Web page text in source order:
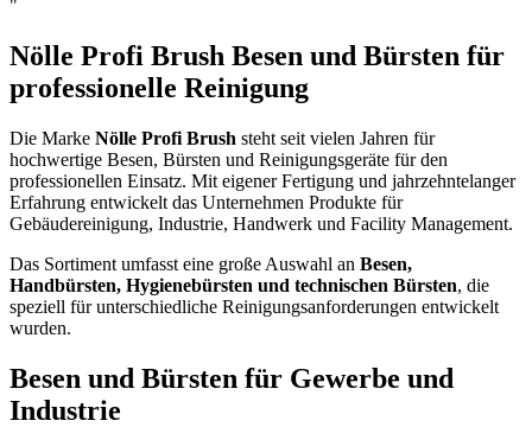
"
Nölle Profi Brush Besen und Bürsten für
professionelle Reinigung
Die Marke Nölle Profi Brush steht seit vielen Jahren für
hochwertige Besen, Bürsten und Reinigungsgeräte für den
professionellen Einsatz. Mit eigener Fertigung und jahrzehntelanger
Erfahrung entwickelt das Unternehmen Produkte für
Gebäudereinigung, Industrie, Handwerk und Facility Management.
Das Sortiment umfasst eine große Auswahl an Besen,
Handbürsten, Hygienebürsten und technischen Bürsten, die
speziell für unterschiedliche Reinigungsanforderungen entwickelt
wurden.
Besen und Bürsten für Gewerbe und
Industrie